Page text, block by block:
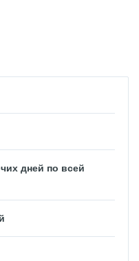
дней по всей